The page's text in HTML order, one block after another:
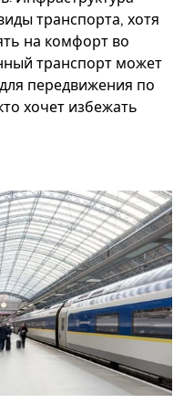
транспорта, хотя
на комфорт во
транспорт может
передвижения по
хочет избежать